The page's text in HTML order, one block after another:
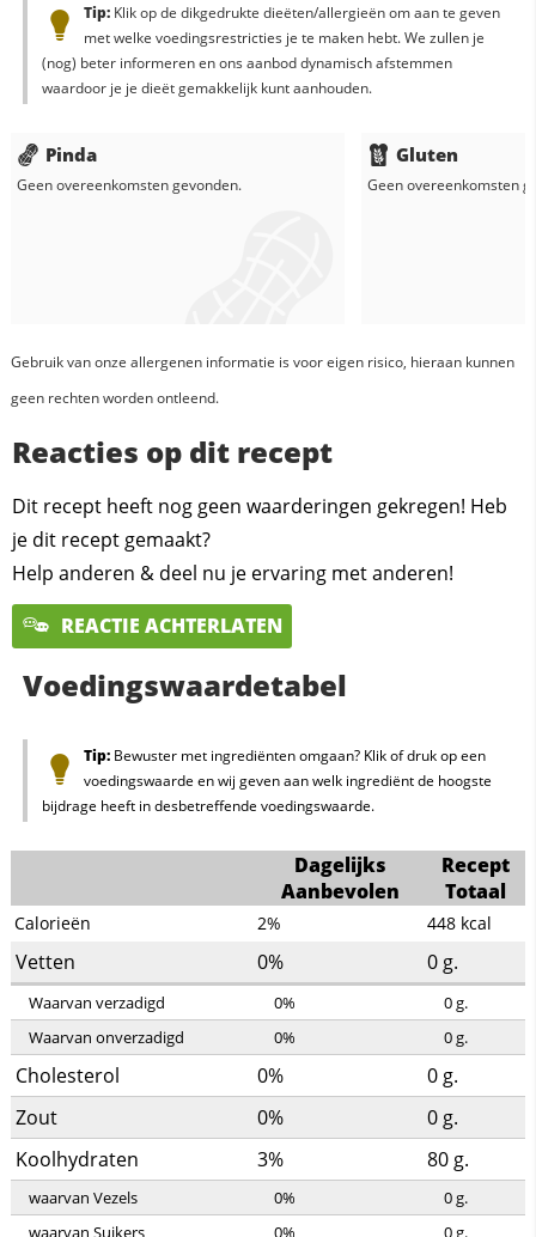
Tip:Klik op de dikgedrukte dieëten/allergieën om aan te geven
met welke voedingsrestricties je te maken hebt. We zullen je
(nog) beter informeren en ons aanbod dynamisch afstemmen
waardoor je je dieët gemakkelijk kunt aanhouden.
Pinda
Geen overeenkomsten gevonden.
Gluten
Geen overeenkomsten
Gebruik van onze allergenen informatie is voor eigen risico, hieraan kunnen
geen rechten worden ontleend.
Reacties op dit recept
Dit recept heeft nog geen waarderingen gekregen! Heb
je dit recept gemaakt?
Help anderen & deel nu je ervaring met anderen!
REACTIE ACHTERLATEN
Voedingswaardetabel
Tip:Bewuster met ingrediënten omgaan? Klik of druk op een
voedingswaarde en wij geven aan welk ingrediënt de hoogste
bijdrage heeft in desbetreffende voedingswaarde.
Dagelijks
Aanbevolen
Recept
Totaal
Calorieën 2% 448 kcal
Vetten 0% 0g.
Waarvan verzadigd 0% 0g.
Waarvan onverzadigd
0% 0g.
Cholesterol 0% 0g.
Zout
0% 0g.
Koolhydraten
3% 80g.
waarvan Vezels 0% 0g.